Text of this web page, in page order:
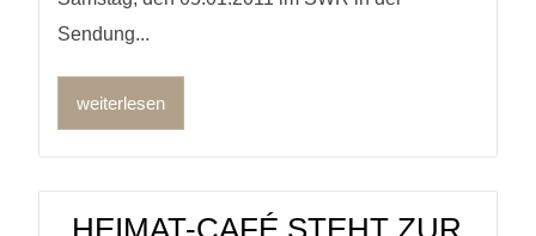
Sendung...
weiterlesen
HEIMAT-CAFÉ STEHT ZUR